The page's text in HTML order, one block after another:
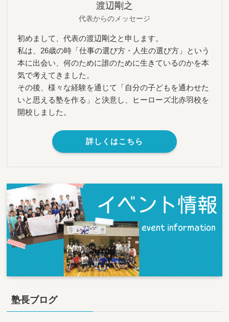
渡辺剛之
代表からのメッセージ
初めまして、代表の渡辺剛之と申します。
私は、26歳の時「仕事の選び方・人生の選び方」という
本に出会い、何のために誰のために生きているのかを本
気で考えてきました。
その後、様々な経験を通じて「自分の子どもを通わせた
いと思える塾を作る」と決意し、ヒーローズ北赤羽校を
開校しました。
詳しくはこちら
塾長ブログ